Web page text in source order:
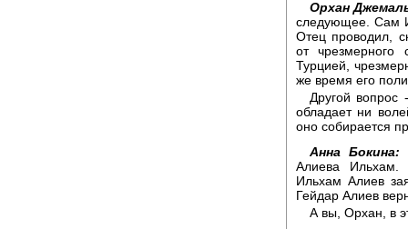
Орхан
следующее. Сам
Отец проводил,
от чрезмерного
Турцией,
же время его
Другой
обладает ни
оно собирается
Анна Бокина:
Алиева Ильхам.
Ильхам Алиев
Гейдар Алиев
А вы, Орхан, в